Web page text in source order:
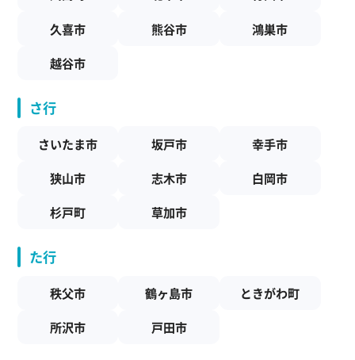
久喜市
熊谷市
鴻巣市
越谷市
さ行
さいたま市 坂戸市
幸手市
狭山市
志木市
白岡市
杉戸町
草加市
た行
秩父市 鶴ヶ島市
ときがわ町
所沢市
戸田市